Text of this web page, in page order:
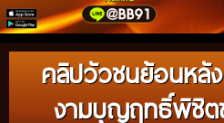
คลิปวัวชนย้อนหลั
งามบุญฤทธิ์พิชิต